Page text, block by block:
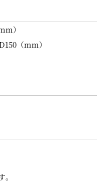
）
（mm）